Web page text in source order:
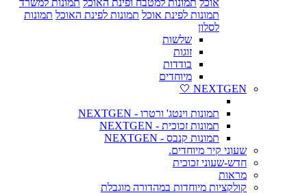
תמונות לפינת אוכל תמונות לפינת האוכל תמונות
לסלון
שלשות
זוגות
בודדות
מיוחדים
NEXTGEN 🤍
תמונות וינטג' ורטרו - NEXTGEN
תמונות זכוכית - NEXTGEN
תמונות קנבס - NEXTGEN
שעוני קיר מיוחדים.
חדש-שעוני זכוכית
מראות
קולקציות מיוחדות במהדורה מוגבלת